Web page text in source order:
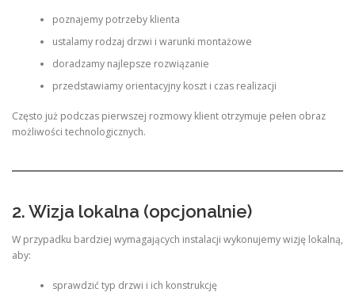
poznajemy potrzeby klienta
ustalamy rodzaj drzwi i warunki montażowe
doradzamy najlepsze rozwiązanie
przedstawiamy orientacyjny koszt i czas realizacji
Często już podczas pierwszej rozmowy klient otrzymuje pełen obraz
możliwości technologicznych.
2. Wizja lokalna (opcjonalnie)
W przypadku bardziej wymagających instalacji wykonujemy wizję lokalną,
aby:
sprawdzić typ drzwi i ich konstrukcję